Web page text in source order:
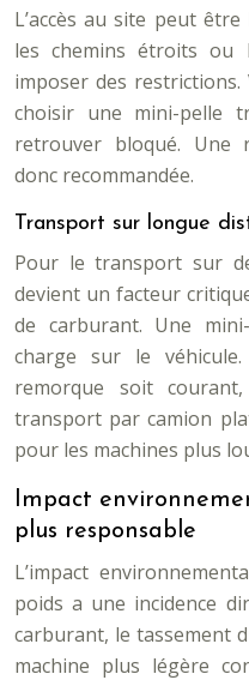
L’accès au site peut
les chemins étroits ou
imposer des restrictions.
choisir une mini-pelle
retrouver bloqué. Une
donc recommandée.
Transport sur longue
Pour le transport sur
devient un facteur
de carburant. Une
charge sur le
remorque soit
transport par camion
pour les machines plus
Impact
plus responsable
L’impact
poids a une incidence
carburant, le tassement
machine plus légère